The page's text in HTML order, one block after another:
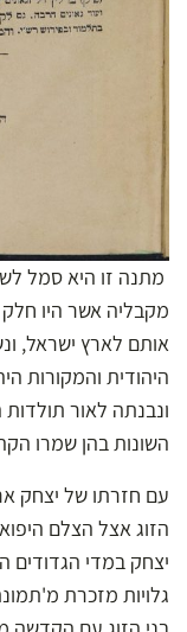
מתנה זו היא סמל
מקבליה אשר היו
אותם לארץ ישראל,
היהודית והמקורות
ונבנתה לאור
השונות בהן שמרו
עם חזרתו של יצחק
הזוג אצל הצלם
יצחק במדי הגדודים
גלויות מזכרת